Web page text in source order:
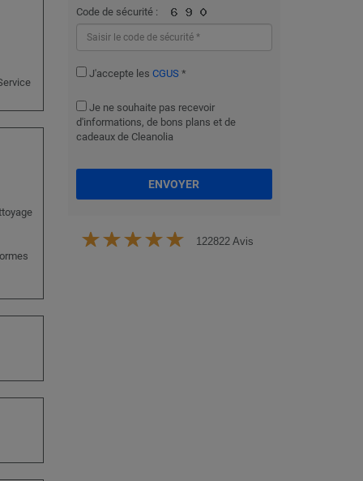
Code de sécurité :
J'accepte les CGUS *
Je ne souhaite pas recevoir
d'informations, de bons plans et de
cadeaux de Cleanolia
ENVOYER
122822 Avis